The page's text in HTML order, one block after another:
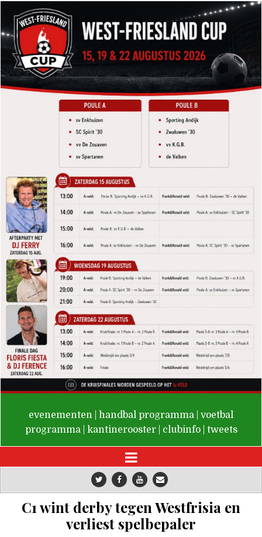
De Valken
evenementen handbal programma
voetbal
programma
kantinerooster clubinfo tweets
C1 wint derby tegen Westfrisia en
verliest spelbepaler